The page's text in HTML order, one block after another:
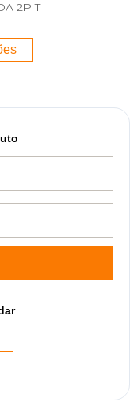
2P T